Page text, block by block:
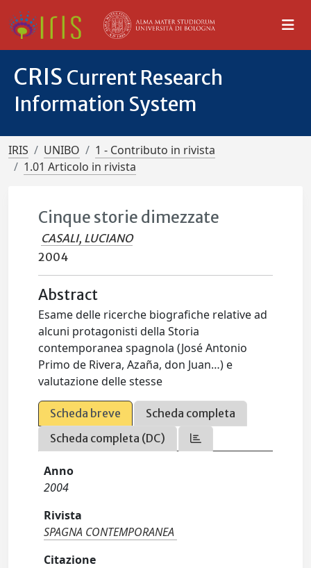
CRIS Current Research
Information System
IRIS UNIBO
1 - Contributo in rivista
1.01 Articolo in rivista
Cinque storie dimezzate
CASALI, LUCIANO
2004
Abstract
Esame delle ricerche biografiche relative ad
alcuni protagonisti della Storia
contemporanea spagnola (José Antonio
Primo de Rivera, Azaña, don Juan…) e
valutazione delle stesse
Scheda breve
Scheda completa
Scheda completa (DC)
Anno
2004
Rivista
SPAGNA CONTEMPORANEA
Citazione